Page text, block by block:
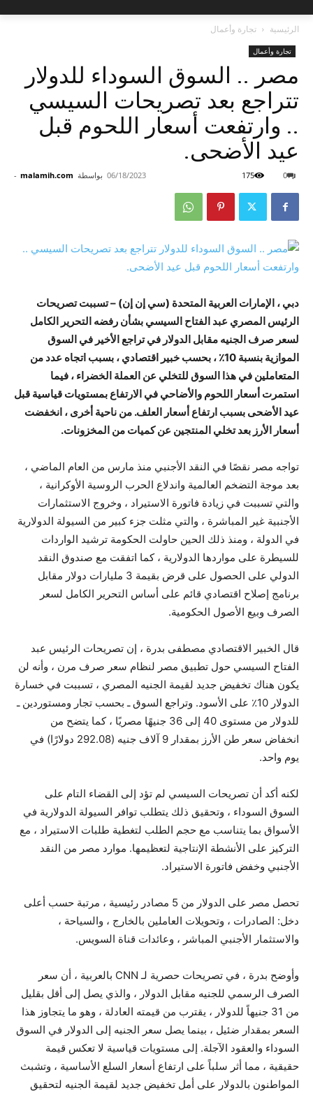
الرئيسية تجارة وأعمال
تجارة وأعمال
مصر .. السوق السوداء للدولار
تتراجع بعد تصريحات السيسي
.. وارتفعت أسعار اللحوم قبل
عيد الأضحى.
بواسطة malamih.com
- 06/18/2023 0
175
دبي ، الإمارات العربية المتحدة (سي إن إن) – تسببت تصريحات
الرئيس المصري عبد الفتاح السيسي بشأن رفضه التحرير الكامل
لسعر صرف الجنيه مقابل الدولار في تراجع الأخير في السوق
الموازية بنسبة 10٪ ، بحسب خبير اقتصادي ، بسبب اتجاه عدد من
المتعاملين في هذا السوق للتخلي عن العملة الخضراء ، فيما
استمرت أسعار اللحوم والأضاحي في الارتفاع بمستويات قياسية قبل
عيد الأضحى بسبب ارتفاع أسعار العلف. من ناحية أخرى ، انخفضت
أسعار الأرز بعد تخلي المنتجين عن كميات من المخزونات.
تواجه مصر نقصًا في النقد الأجنبي منذ مارس من العام الماضي ،
بعد موجة التضخم العالمية واندلاع الحرب الروسية الأوكرانية ،
والتي تسببت في زيادة فاتورة الاستيراد ، وخروج الاستثمارات
الأجنبية غير المباشرة ، والتي مثلت جزء كبير من السيولة الدولارية
في الدولة ، ومنذ ذلك الحين حاولت الحكومة ترشيد الواردات
للسيطرة على مواردها الدولارية ، كما اتفقت مع صندوق النقد
الدولي على الحصول على قرض بقيمة 3 مليارات دولار مقابل
برنامج إصلاح اقتصادي قائم على أساس التحرير الكامل لسعر
الصرف وبيع الأصول الحكومية.
قال الخبير الاقتصادي مصطفى بدرة ، إن تصريحات الرئيس عبد
الفتاح السيسي حول تطبيق مصر لنظام سعر صرف مرن ، وأنه لن
يكون هناك تخفيض جديد لقيمة الجنيه المصري ، تسببت في خسارة
الدولار 10٪ على الأسود. وتراجع السوق ـ بحسب تجار ومستوردين ـ
للدولار من مستوى 40 إلى 36 جنيهًا مصريًا ، كما يتضح من
انخفاض سعر طن الأرز بمقدار 9 آلاف جنيه (292.08 دولارًا) في
يوم واحد.
لكنه أكد أن تصريحات السيسي لم تؤد إلى القضاء التام على
السوق السوداء ، وتحقيق ذلك يتطلب توافر السيولة الدولارية في
الأسواق بما يتناسب مع حجم الطلب لتغطية طلبات الاستيراد ، مع
التركيز على الأنشطة الإنتاجية لتعظيمها. موارد مصر من النقد
الأجنبي وخفض فاتورة الاستيراد.
تحصل مصر على الدولار من 5 مصادر رئيسية ، مرتبة حسب أعلى
دخل: الصادرات ، وتحويلات العاملين بالخارج ، والسياحة ،
والاستثمار الأجنبي المباشر ، وعائدات قناة السويس.
وأوضح بدرة ، في تصريحات حصرية لـ CNN بالعربية ، أن سعر
الصرف الرسمي للجنيه مقابل الدولار ، والذي يصل إلى أقل بقليل
من 31 جنيهاً للدولار ، يقترب من قيمته العادلة ، وهو ما يتجاوز هذا
السعر بمقدار ضئيل ، بينما يصل سعر الجنيه إلى الدولار في السوق
السوداء والعقود الآجلة. إلى مستويات قياسية لا تعكس قيمة
حقيقية ، مما أثر سلباً على ارتفاع أسعار السلع الأساسية ، وتشبث
المواطنون بالدولار على أمل تخفيض جديد لقيمة الجنيه لتحقيق